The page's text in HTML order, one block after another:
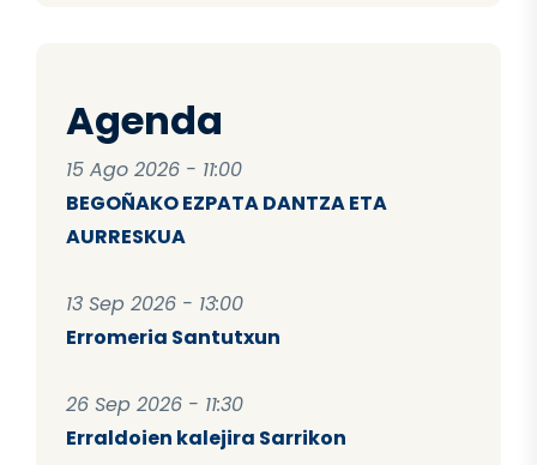
Agenda
15 Ago 2026 - 11:00
BEGOÑAKO EZPATA DANTZA ETA
AURRESKUA
13 Sep 2026 - 13:00
Erromeria Santutxun
26 Sep 2026 - 11:30
Erraldoien kalejira Sarrikon